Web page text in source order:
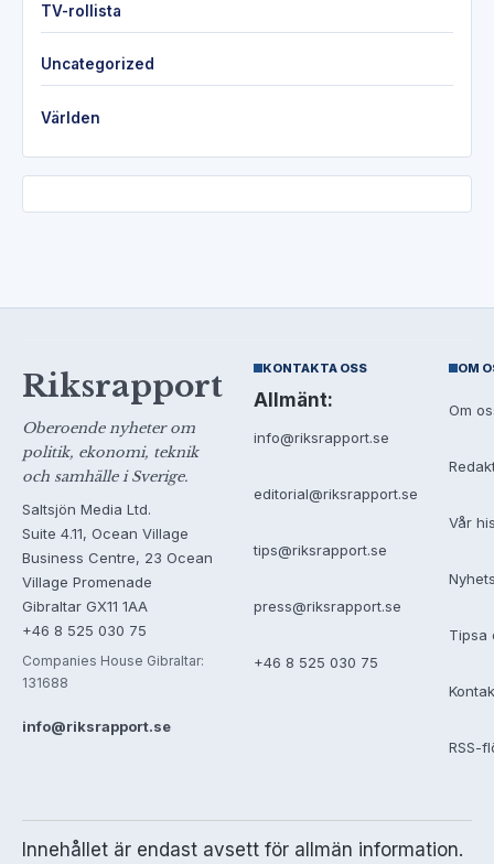
TV-rollista
Uncategorized
Världen
Riksrapport
Oberoende nyheter om
politik, ekonomi, teknik
och samhälle i Sverige.
Saltsjön Media Ltd.
Suite 4.11, Ocean Village
Business Centre, 23 Ocean
Village Promenade
Gibraltar GX11 1AA
+46 8 525 030 75
Companies House Gibraltar:
131688
info@riksrapport.se
KONTAKTA OSS
Allmänt:
info@riksrapport.se
editorial@riksrapport.se
tips@riksrapport.se
press@riksrapport.se
+46 8 525 030 75
OM
Om
Vår
Tipsa
RSS-
Innehållet är endast avsett för allmän information.